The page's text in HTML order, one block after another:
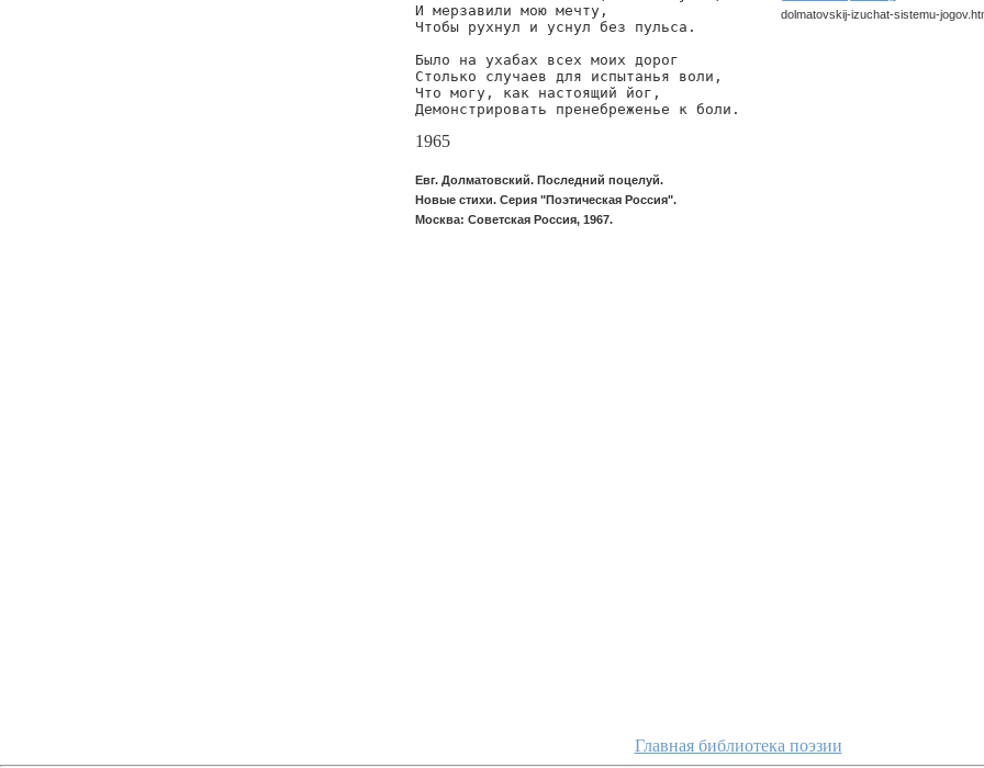
И мерзавили мою мечту,
Чтобы рухнул и уснул без пульса.
Было на ухабах всех моих дорог
Столько случаев для испытанья воли,
Что могу, как настоящий йог,
Демонстрировать пренебреженье к боли.
1965
Евг. Долматовский. Последний поцелуй.
Новые стихи. Серия "Поэтическая Россия".
Москва: Советская Россия, 1967.
dolmatovskij-izuchat-sistemu-
Главная библиотека поэзии